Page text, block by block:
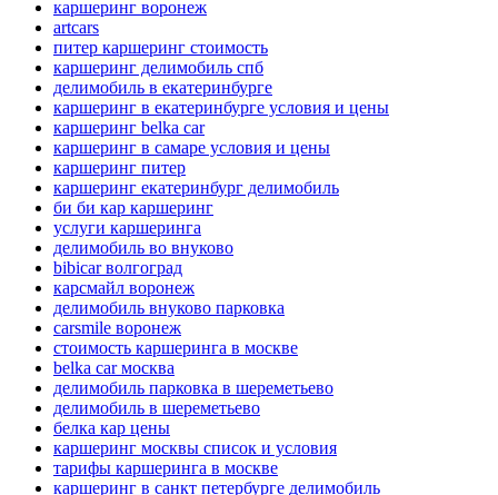
каршеринг воронеж
artcars
питер каршеринг стоимость
каршеринг делимобиль спб
делимобиль в екатеринбурге
каршеринг в екатеринбурге условия и цены
каршеринг belka car
каршеринг в самаре условия и цены
каршеринг питер
каршеринг екатеринбург делимобиль
би би кар каршеринг
услуги каршеринга
делимобиль во внуково
bibicar волгоград
карсмайл воронеж
делимобиль внуково парковка
carsmile воронеж
стоимость каршеринга в москве
belka car москва
делимобиль парковка в шереметьево
делимобиль в шереметьево
белка кар цены
каршеринг москвы список и условия
тарифы каршеринга в москве
каршеринг в санкт петербурге делимобиль